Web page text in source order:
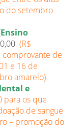
do setembro
(R$
comprovante de
e 16 de
amarelo)
e
para os que
de sangue
– promoção do